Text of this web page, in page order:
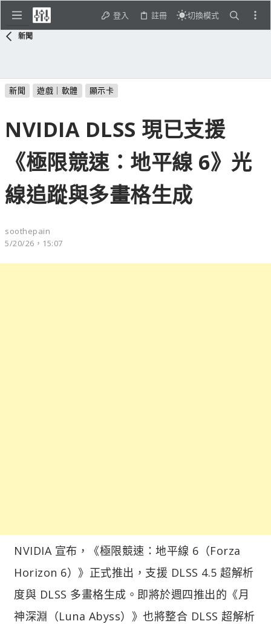
登入 註冊 切換模式
新聞
新聞 遊戲｜軟體 顯示卡
NVIDIA DLSS 現已支援
《極限競速：地平線 6》光
線追蹤與多畫格生成
soothepain
5/20/26，15:07
NVIDIA 宣布，《極限競速：地平線 6（Forza
Horizon 6）》正式推出，支援 DLSS 4.5 超解析
度與 DLSS 多畫格生成。即將於週四推出的《月
神深淵（Luna Abyss）》也將整合 DLSS 超解析